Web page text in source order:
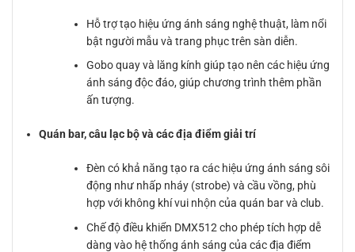
Hỗ trợ tạo hiệu ứng ánh sáng nghệ thuật, làm nổi
bật người mẫu và trang phục trên sàn diễn.
Gobo quay và lăng kính giúp tạo nên các hiệu ứng
ánh sáng độc đáo, giúp chương trình thêm phần
ấn tượng.
Quán bar, câu lạc bộ và các địa điểm giải trí
Đèn có khả năng tạo ra các hiệu ứng ánh sáng sôi
động như nhấp nháy (strobe) và cầu vồng, phù
hợp với không khí vui nhộn của quán bar và club.
Chế độ điều khiển DMX512 cho phép tích hợp dễ
dàng vào hệ thống ánh sáng của các địa điểm